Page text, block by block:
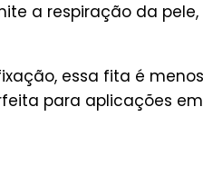
a respiração da
essa fita é
para aplicações em